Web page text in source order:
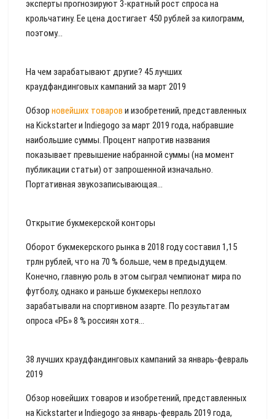
эксперты прогнозируют 3-кратный рост спроса на
крольчатину. Ее цена достигает 450 рублей за килограмм,
поэтому...
На чем зарабатывают другие? 45 лучших
краудфандинговых кампаний за март 2019
Обзор новейших товаров и изобретений, представленных
на Kickstarter и Indiegogo за март 2019 года, набравшие
наибольшие суммы. Процент напротив названия
показывает превышение набранной суммы (на момент
публикации статьи) от запрошенной изначально.
Портативная звукозаписывающая...
Открытие букмекерской конторы
Оборот букмекерского рынка в 2018 году составил 1,15
трлн рублей, что на 70 % больше, чем в предыдущем.
Конечно, главную роль в этом сыграл чемпионат мира по
футболу, однако и раньше букмекеры неплохо
зарабатывали на спортивном азарте. По результатам
опроса «РБ» 8 % россиян хотя...
38 лучших краудфандинговых кампаний за январь-февраль
2019
Обзор новейших товаров и изобретений, представленных
на Kickstarter и Indiegogo за январь-февраль 2019 года,